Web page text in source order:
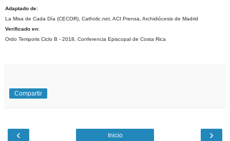
Adaptado de:
La Misa de Cada Día (CECOR), Catholic.net, ACI Prensa, Archidiócesis de Madrid
Verificado en:
Ordo Temporis Ciclo B - 2018, Conferencia Episcopal de Costa Rica
Compartir
‹ ›
Inicio